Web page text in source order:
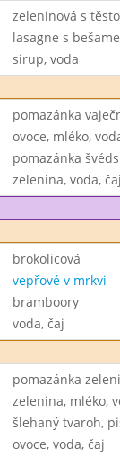
zeleninová s
lasagne s
sirup, voda
pomazánka
ovoce, mléko,
pomazánka
zelenina, voda,
brokolicová
vepřové v mrkvi
bramboory
voda, čaj
pomazánka
zelenina, mléko,
šlehaný tvaroh,
ovoce, voda, čaj